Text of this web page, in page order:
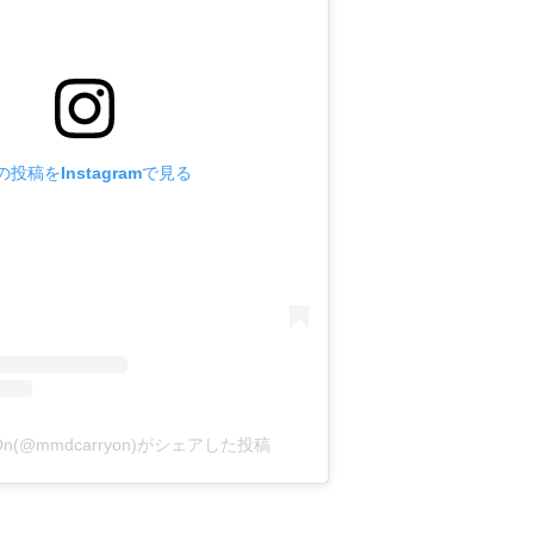
投稿をInstagramで見る
がシェアした投稿